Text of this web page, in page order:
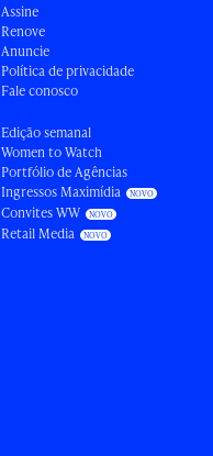
Assine
Renove
Anuncie
Política de privacidade
Fale conosco
Edição semanal
Women to Watch
Portfólio de Agências
Ingressos Maximídia
Convites WW
Retail Media